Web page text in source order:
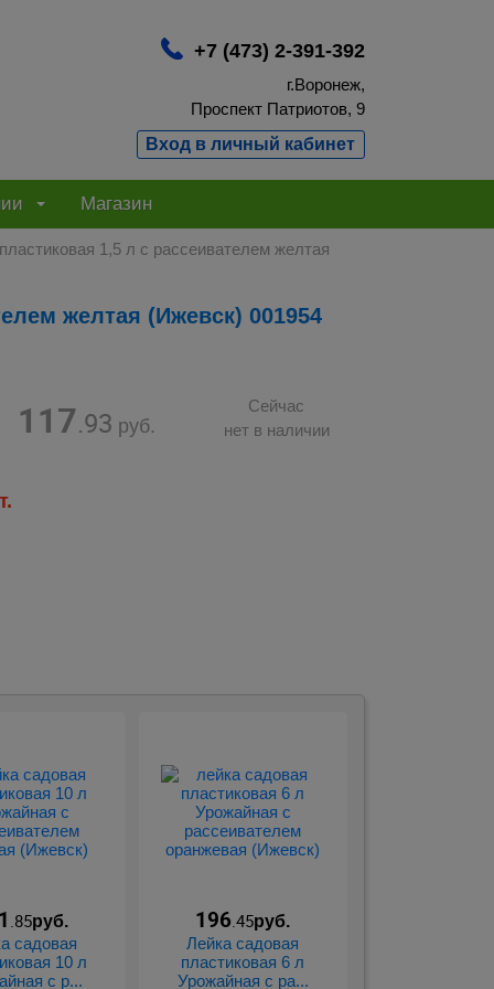
+7 (473) 2-391-392
г.Воронеж,
Проспект Патриотов, 9
Вход в личный кабинет
Магазин
1,5 л с рассеивателем желтая
желтая (Ижевск) 001954
117.93 руб.
Сейчас
нет в наличии
.85руб.
садовая
10 л
с р...
196.45руб.
Лейка садовая
пластиковая 6 л
Урожайная с ра...